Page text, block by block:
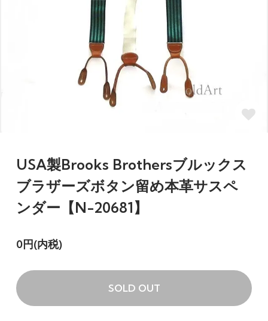
USA製Brooks Brothersブルックス
ブラザーズボタン留め本革サスペ
ンダー【N-20681】
0円(内税)
SOLD OUT